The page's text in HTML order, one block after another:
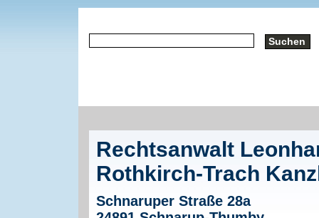
Rechtsanwalt
Rothkirch-Trach
Schnaruper Straße 28a